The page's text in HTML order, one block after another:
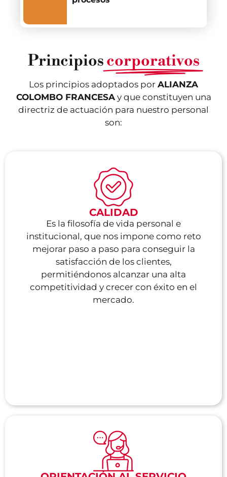
Principioscorporativos
Los principios adoptados por ALIANZA
COLOMBO FRANCESAy que constituyen una
directriz de actuación para nuestro personal
son:
CALIDAD
Es la filosofía de vida personal e
institucional, que nos impone como reto
mejorar paso a paso para conseguir la
satisfacción de los clientes,
permitiéndonos alcanzar una alta
competitividad y crecer con éxito en el
mercado.